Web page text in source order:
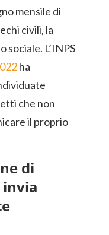
mensile di
civili, la
sociale. L’INPS
ha
che non
il proprio
di